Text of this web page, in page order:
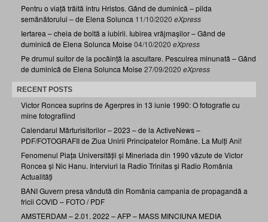
Pentru o viață trăită întru Hristos. Gând de duminică – pilda
semănătorului – de Elena Solunca 11/10/2020 eXpress
Iertarea – cheia de boltă a iubirii. Iubirea vrăjmașilor – Gând de
duminică de Elena Solunca Moise 04/10/2020 eXpress
Pe drumul suitor de la pocăință la ascultare. Pescuirea minunată – Gând
de duminică de Elena Solunca Moise 27/09/2020 eXpress
RECENT POSTS
Victor Roncea suprins de Agerpres în 13 iunie 1990: O fotografie cu
mine fotografiind
Calendarul Mărturisitorilor – 2023 – de la ActiveNews –
PDF/FOTOGRAFII de Ziua Unirii Principatelor Române. La Mulți Ani!
Fenomenul Piața Universității și Mineriada din 1990 văzute de Victor
Roncea și Nic Hanu. Interviuri la Radio Trinitas și Radio România
Actualități
BANI Guvern presa vândută din România campania de propagandă a
fricii COVID – FOTO / PDF
AMSTERDAM – 2.01. 2022 – AFP – MASS MINCIUNA MEDIA